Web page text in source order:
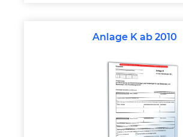
Anlage K ab 2010